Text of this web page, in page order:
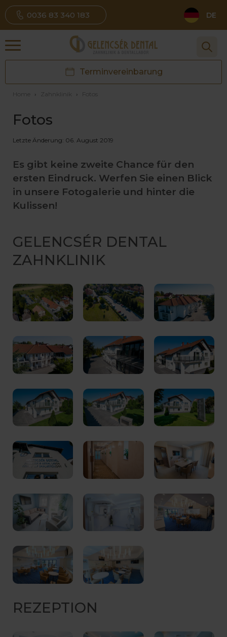
0036 83 340 183 DE
Terminvereinbarung
Home › Zahnklinik › Fotos
Fotos
Letzte Änderung: 06. August 2019
Es gibt keine zweite Chance für den
ersten Eindruck. Werfen Sie einen Blick
in unsere Fotogalerie und hinter die
Kulissen!
GELENCSÉR DENTAL
ZAHNKLINIK
REZEPTION